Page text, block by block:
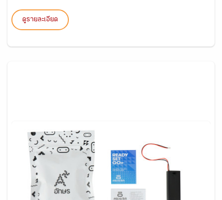
ดูรายละเอียด